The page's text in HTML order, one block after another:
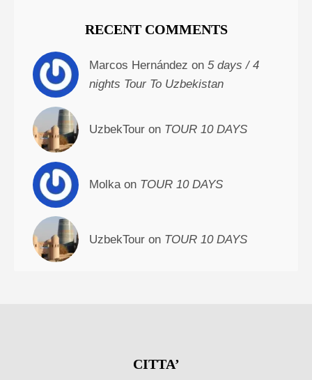
RECENT COMMENTS
Marcos Hernández on 5 days / 4
nights Tour To Uzbekistan
UzbekTour on TOUR 10 DAYS
Molka on TOUR 10 DAYS
UzbekTour on TOUR 10 DAYS
CITTA’